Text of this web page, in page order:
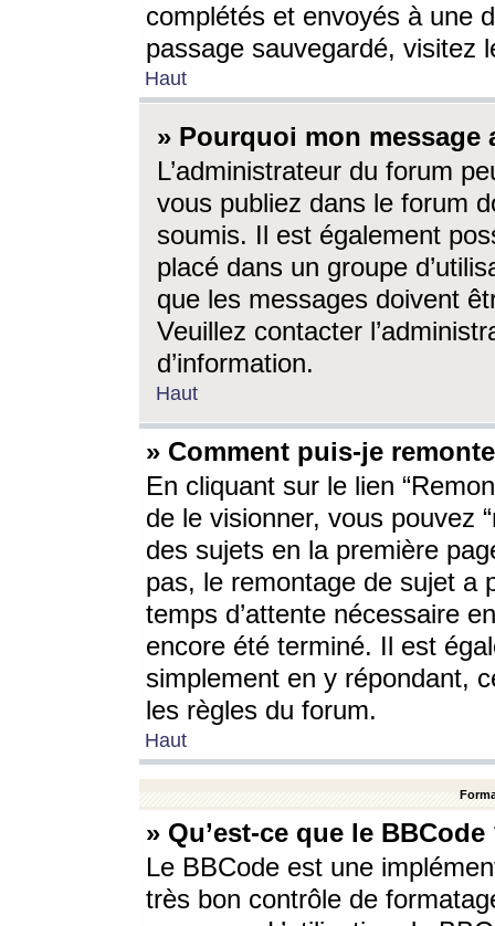
complétés et envoyés à une
passage sauvegardé, visitez
Haut
» Pourquoi mon message
L’administrateur du forum
vous publiez dans le forum
soumis. Il est également
placé dans un groupe
que les messages doivent
Veuillez contacter
d’information.
Haut
» Comment puis-je
En cliquant sur le lien
de le visionner, vous pouvez
des sujets en la première
pas, le remontage de sujet a
temps d’attente nécessaire
encore été terminé. Il est
simplement en y répondant,
les règles du forum.
Haut
» Qu’est-ce que le BBCode
Le BBCode est une
très bon contrôle de